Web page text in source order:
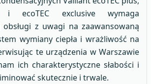
i ecoTEC exclusive wymaga
obsługi z uwagi na zaawansowaną
wymiany ciepła i wrażliwość na
te urządzenia w Warszawie
ich charakterystyczne słabości i
skutecznie i trwale.